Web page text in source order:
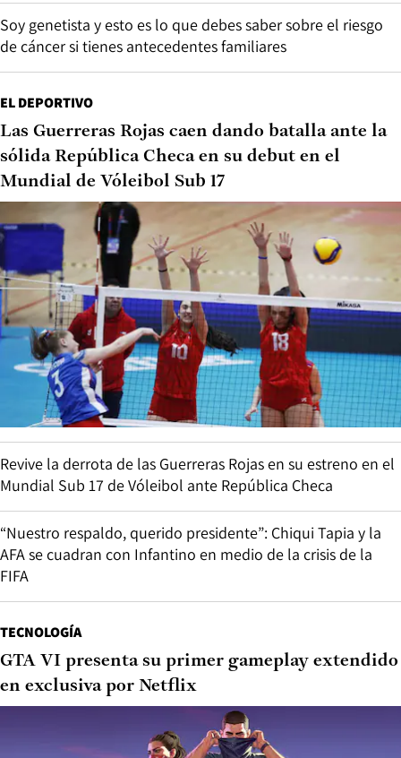
Soy genetista y esto es lo que debes saber sobre el riesgo
de cáncer si tienes antecedentes familiares
EL DEPORTIVO
Las Guerreras Rojas caen dando batalla ante la
sólida República Checa en su debut en el
Mundial de Vóleibol Sub 17
Revive la derrota de las Guerreras Rojas en su estreno en el
Mundial Sub 17 de Vóleibol ante República Checa
“Nuestro respaldo, querido presidente”: Chiqui Tapia y la
AFA se cuadran con Infantino en medio de la crisis de la
FIFA
TECNOLOGÍA
GTA VI presenta su primer gameplay extendido
en exclusiva por Netflix